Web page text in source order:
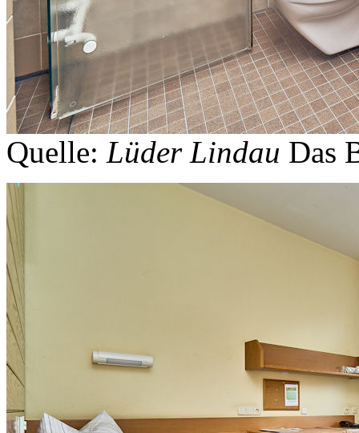
Quelle: Lüder Lindau Das